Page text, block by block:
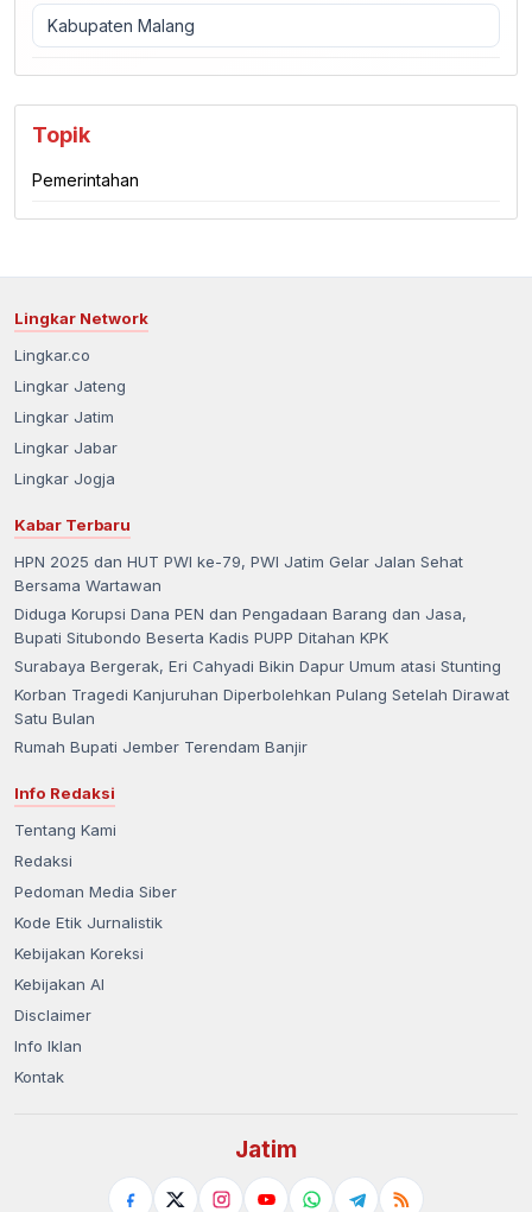
Kabupaten Malang
Topik
Pemerintahan
Lingkar Network
Lingkar.co
Lingkar Jateng
Lingkar Jatim
Lingkar Jabar
Lingkar Jogja
Kabar Terbaru
HPN 2025 dan HUT PWI ke-79, PWI Jatim Gelar Jalan Sehat
Bersama Wartawan
Diduga Korupsi Dana PEN dan Pengadaan Barang dan Jasa,
Bupati Situbondo Beserta Kadis PUPP Ditahan KPK
Surabaya Bergerak, Eri Cahyadi Bikin Dapur Umum atasi Stunting
Korban Tragedi Kanjuruhan Diperbolehkan Pulang Setelah Dirawat
Satu Bulan
Rumah Bupati Jember Terendam Banjir
Info Redaksi
Tentang Kami
Redaksi
Pedoman Media Siber
Kode Etik Jurnalistik
Kebijakan Koreksi
Kebijakan AI
Disclaimer
Info Iklan
Kontak
Jatim